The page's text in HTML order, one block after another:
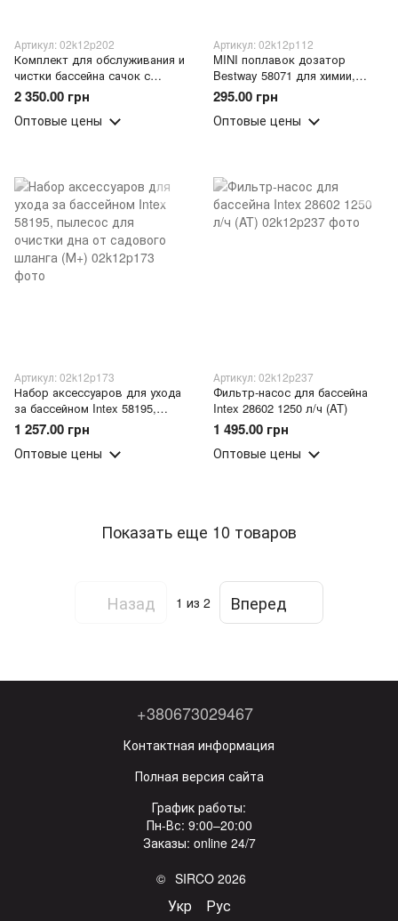
Артикул: 02k12p202
Комплект для обслуживания и
чистки бассейна сачок с
телескопической ручкой,
пылесос, щетка, шланг 279 см
Intex 28003 (AT)
2 350.00 грн
Оптовые цены
Артикул: 02k12p112
MINI поплавок дозатор
Bestway 58071 для химии,
маленький, для бассейна,
дезинфекции, для химии(М+)
295.00 грн
Оптовые цены
Артикул: 02k12p173
Набор аксессуаров для ухода
за бассейном Intex 58195,
пылесос для очистки дна от
садового шланга (М+)
1 257.00 грн
Оптовые цены
Артикул: 02k12p237
Фильтр-насос для бассейна
Intex 28602 1250 л/ч (AT)
1 495.00 грн
Оптовые цены
Показать еще 10 товаров
Назад 1 из 2 Вперед
+380673029467
Контактная информация
Полная версия сайта
График работы:
Пн-Вс: 9:00–20:00
Заказы: online 24/7
© SIRCO 2026
Укр Рус